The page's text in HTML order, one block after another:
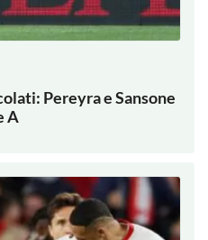
Pereyra e Sansone
A